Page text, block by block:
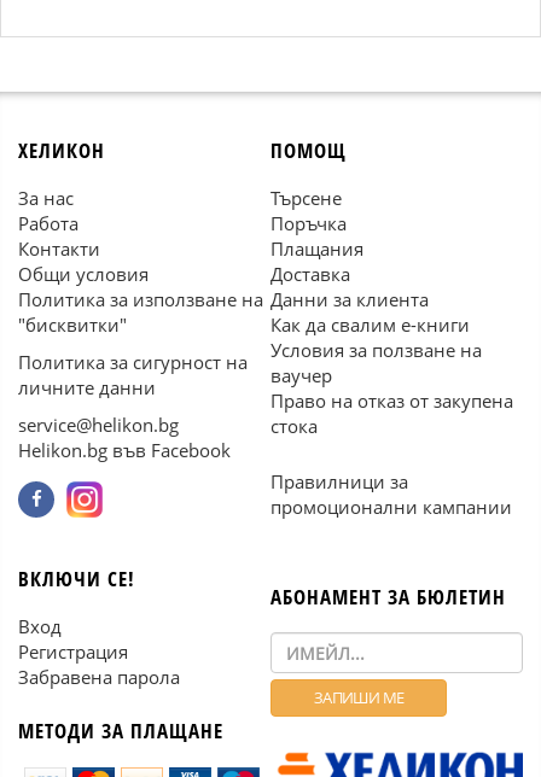
ХЕЛИКОН
За нас
Работа
Контакти
Общи условия
Политика за използване на
"бисквитки"
Политика за сигурност на
личните данни
service@helikon.bg
Helikon.bg във Facebook
ПОМОЩ
Търсене
Поръчка
Плащания
Доставка
Данни за клиента
Как да свалим е-книги
Условия за ползване на
ваучер
Право на отказ от закупена
стока
Правилници за
промоционални кампании
ВКЛЮЧИ СЕ!
Вход
Регистрация
Забравена парола
МЕТОДИ ЗА ПЛАЩАНЕ
АБОНАМЕНТ ЗА БЮЛЕТИН